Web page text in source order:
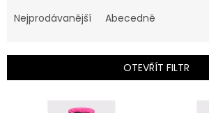
e
í
r
Nejprodávanější
Abecedně
OTEVŘÍT FILTR